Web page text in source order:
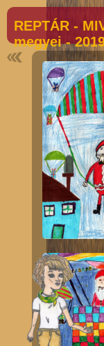
REPTÁR -
megyei -